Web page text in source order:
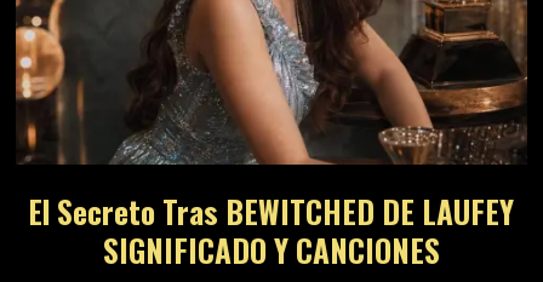
El Secreto Tras BEWITCHED DE LAUFEY
SIGNIFICADO Y CANCIONES